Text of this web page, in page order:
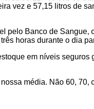
vez e 57,15 litros de
pelo Banco de
horas durante o dia
em níveis
média. Não 60,